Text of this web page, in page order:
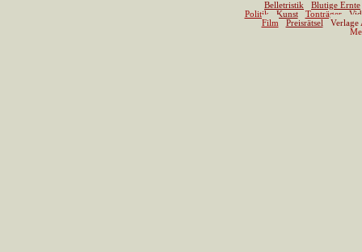
Belletristik
Blutige Ernte
Politik
Kunst Tonträger
Film
Preisrätsel
Verlage